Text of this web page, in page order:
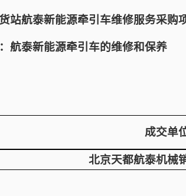
站航泰新能源牵引车维修服务采购
航泰新能源牵引车的维修和保养
成交单
北京天都航泰机械